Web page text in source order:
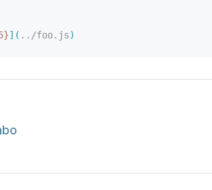
] ( ../foo.js)